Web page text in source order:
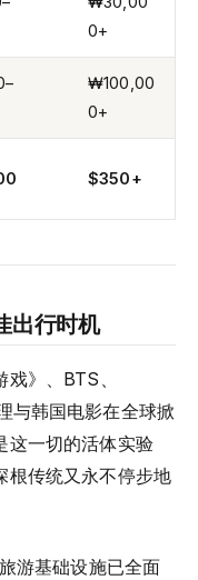
0+
₩100,00
0+
$350+
出行时机
》、BTS、
与韩国电影在全球掀
这一切的活体实验
根传统又永不停步地
游基础设施已全面